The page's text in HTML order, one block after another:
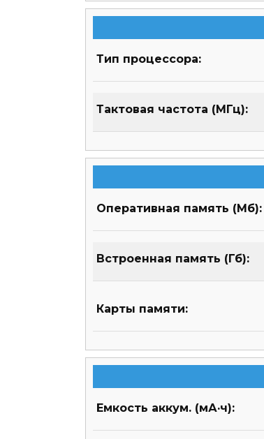
Тип процессора:
Тактовая частота (МГц):
Оперативная память (Мб):
Встроенная память (Гб):
Карты памяти:
Емкость аккум. (мА·ч):